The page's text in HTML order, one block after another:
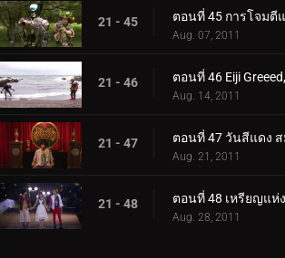
21 - 45
Aug. 07, 2011
21 - 46
Aug. 14, 2011
21 - 47
Aug. 21, 2011
21 - 48
Aug. 28, 2011